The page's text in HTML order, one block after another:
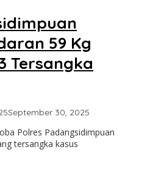
59 Kg
Tersangka
September 30, 2025
Polres Padangsidimpuan
tersangka kasus